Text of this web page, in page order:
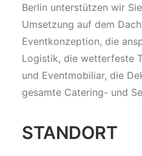
Berlin unterstützen wir
Umsetzung auf dem
Eventkonzeption, die
Logistik, die wetterfeste
und Eventmobiliar, die
gesamte Catering- und
STANDORT